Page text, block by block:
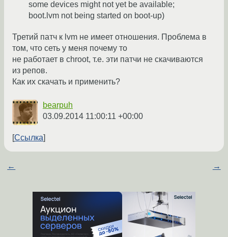
some devices might not yet be available;
boot.lvm not being started on boot-up)
Третий патч к lvm не имеет отношения. Проблема в
том, что сеть у меня почему то
не работает в chroot, т.е. эти патчи не скачиваются
из репов.
Как их скачать и применить?
bearpuh
03.09.2014 11:00:11 +00:00
Ссылка
← →